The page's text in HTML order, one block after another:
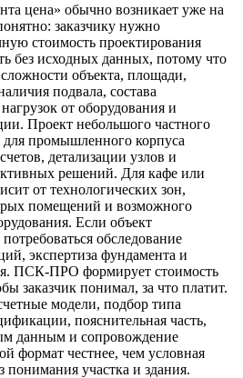
цена» обычно возникает уже на
заказчику нужно
стоимость проектирования
без исходных данных, потому что
объекта, площади,
подвала, состава
от оборудования и
Проект небольшого частного
промышленного корпуса
детализации узлов и
решений. Для кафе или
от технологических зон,
помещений и возможного
Если объект
обследование
экспертиза фундамента и
ПСК-ПРО формирует стоимость
заказчик понимал, за что платит.
модели, подбор типа
пояснительная часть,
данным и сопровождение
формат честнее, чем условная
понимания участка и здания.